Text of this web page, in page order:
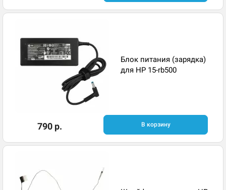
Блок питания (зарядка)
для HP 15-rb500
790 р. В корзину